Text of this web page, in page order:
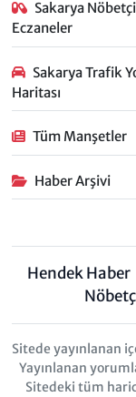
Sakarya Nöbetçi
Eczaneler
Sakarya Trafik
Haritası
Tüm Manşetler
Haber Arşivi
Hendek Haber
Sitede yayınlanan
Yayınlanan
Sitedeki tüm